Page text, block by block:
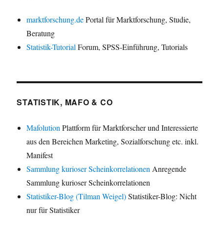
marktforschung.dePortal für Marktforschung, Studie,
Beratung
Statistik-Tutorial Forum, SPSS-Einführung, Tutorials
STATISTIK, MAFO & CO
Mafolution Plattform für Marktforscher und Interessierte
aus den Bereichen Marketing, Sozialforschung etc. inkl.
Manifest
Sammlung kurioser Scheinkorrelationen Anregende
Sammlung kurioser Scheinkorrelationen
Statistiker-Blog (Tilman Weigel)Statistiker-Blog: Nicht
nur für Statistiker